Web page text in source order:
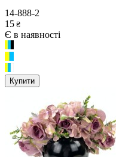
14-888-2
15 ₴
Є в наявності
Купити